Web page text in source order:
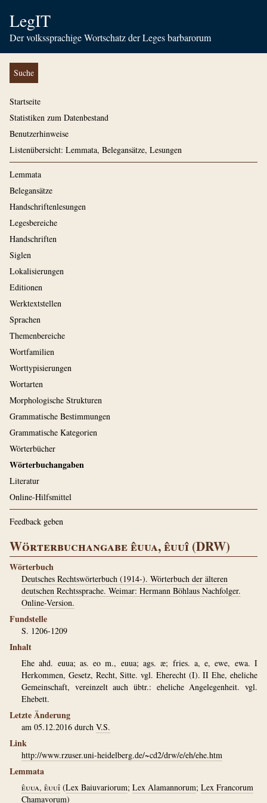
LegIT
Der volkssprachige Wortschatz der Leges barbarorum
Suche
Startseite
Statistiken zum Datenbestand
Benutzerhinweise
Listenübersicht: Lemmata, Belegansätze, Lesungen
Lemmata
Belegansätze
Handschriftenlesungen
Legesbereiche
Handschriften
Siglen
Lokalisierungen
Editionen
Werktextstellen
Sprachen
Themenbereiche
Wortfamilien
Worttypisierungen
Wortarten
Morphologische Strukturen
Grammatische Bestimmungen
Grammatische Kategorien
Wörterbücher
Wörterbuchangaben
Literatur
Online-Hilfsmittel
Feedback geben
Wörterbuchangabe êuua, êuuî (DRW)
Wörterbuch
Deutsches Rechtswörterbuch (1914-). Wörterbuch der älteren
deutschen Rechtssprache. Weimar: Hermann Böhlaus Nachfolger.
Online-Version.
Fundstelle
S. 1206-1209
Inhalt
Ehe ahd. euua; as. eo m., euua; ags. æ; fries. a, e, ewe, ewa. I
Herkommen, Gesetz, Recht, Sitte. vgl. Eherecht (I). II Ehe, eheliche
Gemeinschaft, vereinzelt auch übtr.: eheliche Angelegenheit. vgl.
Ehebett.
Letzte Änderung
am 05.12.2016 durch V.S.
Link
http://www.rzuser.uni-heidelberg.de/~cd2/drw/e/eh/ehe.htm
Lemmata
êuua, êuuî (Lex Baiuvariorum; Lex Alamannorum; Lex Francorum
Chamavorum)